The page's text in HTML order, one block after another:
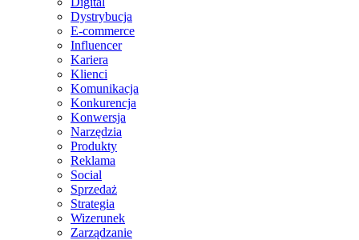
Dystrybucja
E-commerce
Influencer
Kariera
Klienci
Komunikacja
Konkurencja
Konwersja
Narzędzia
Produkty
Reklama
Social
Sprzedaż
Strategia
Wizerunek
Zarządzanie